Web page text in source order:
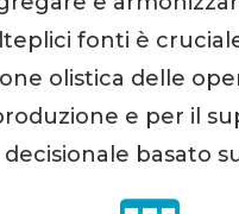
fonti è
olistica delle
e per il
decisionale basato